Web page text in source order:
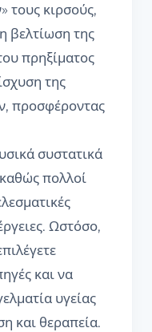
τους κιρσούς,
βελτίωση της
πρηξίματος
της
προσφέροντας
συστατικά
πολλοί
Ωστόσο,
και να
υγείας
και θεραπεία.